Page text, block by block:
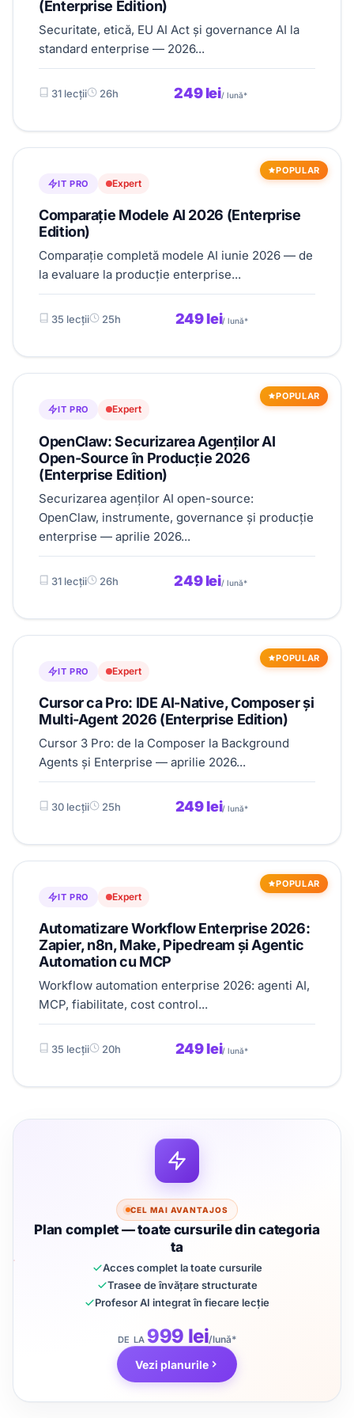
(Enterprise Edition)
Securitate, etică, EU AI Act și governance AI la
standard enterprise — 2026...
31 lecții 26h 249 lei/ lună*
POPULAR
IT PRO
Expert
Comparație Modele AI 2026 (Enterprise
Edition)
Comparație completă modele AI iunie 2026 — de
la evaluare la producție enterprise...
35 lecții 25h 249 lei/ lună*
POPULAR
IT PRO
Expert
OpenClaw: Securizarea Agenților AI
Open-Source în Producție 2026
(Enterprise Edition)
Securizarea agenților AI open-source:
OpenClaw, instrumente, governance și producție
enterprise — aprilie 2026...
31 lecții 26h 249 lei/ lună*
POPULAR
IT PRO
Expert
Cursor ca Pro: IDE AI-Native, Composer și
Multi-Agent 2026 (Enterprise Edition)
Cursor 3 Pro: de la Composer la Background
Agents și Enterprise — aprilie 2026...
30 lecții 25h 249 lei/ lună*
POPULAR
IT PRO
Expert
Automatizare Workflow Enterprise 2026:
Zapier, n8n, Make, Pipedream și Agentic
Automation cu MCP
Workflow automation enterprise 2026: agenti AI,
MCP, fiabilitate, cost control...
35 lecții 20h 249 lei/ lună*
CEL MAI AVANTAJOS
Plan complet — toate cursurile din categoria
ta
Acces complet la toate cursurile
Trasee de învățare structurate
Profesor AI integrat în fiecare lecție
DE LA 999 lei/lună*
Vezi planurile